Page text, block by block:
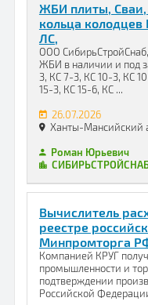
ЖБИ плиты, Сваи,
кольца
ЛС,
ООО
ЖБИ в наличии и под
3, КС 7-3, КС 10-3, КС
15-3, КС 15-6, КС ...
26.07.2026
Ханты-Мансийский
Роман Юрьевич
Вычислитель
реестре
Минпромторга
Компанией КРУГ
промышленности и
подтверждении
Российской